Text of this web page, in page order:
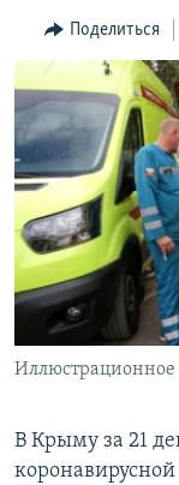
навигации
Вернутся
поиску
11 ЛЕТ
ЕЩЕ
ИНТЕРАКТИВ
ИНФОГРАФИКА
ТЕЛЕПРОЕКТ
СОВЕТЫ
ПРОПАВШИЕ БЕЗ
ПОБЕДИТЕЛЕЙ НЕ
ELIFBE
РАДІО СВОБОДА
КАК ОБОЙТИ
Українською
Qırımtatar
ПРИСОЕДИНЯЙТЕСЬ!
Все сайты
Поделиться
Иллюстрационное
В Крыму за 21